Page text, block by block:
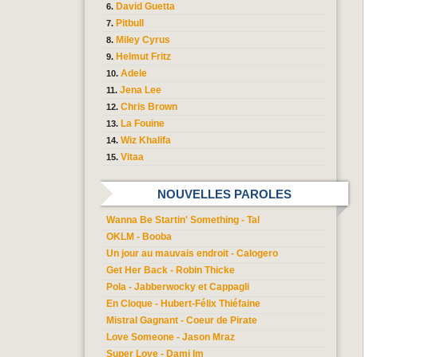
David Guetta
Pitbull
Miley Cyrus
Helmut Fritz
Adele
Jena Lee
Chris Brown
La Fouine
Wiz Khalifa
Vitaa
NOUVELLES PAROLES
Wanna Be Startin' Something - Tal
OKLM - Booba
Un jour au mauvais endroit - Calogero
Get Her Back - Robin Thicke
Pola - Jabberwocky et Cappagli
En Cloque - Hubert-Félix Thiéfaine
Mistral Gagnant - Coeur de Pirate
Love Someone - Jason Mraz
Super Love - Dami Im